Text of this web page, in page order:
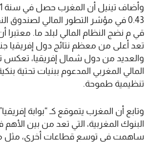
0.43 في مؤشر التطور المالي لصندوق
قي م نضج النظام المالي لبلد ما. معتبرا
تعد أعلى من معظم نتائج دول إفريقيا
والعديد من دول شمال إفريقيا، تعكس
المالي المغربي المدعوم ببنيات تحتية
تنظيمية طموحة.
وتابع أن المغرب يتموقع كـ “بوابة
البنوك المغربية، التي تعد من بين الأهم
ساهمت في توسع قطاعات أخرى، مثل